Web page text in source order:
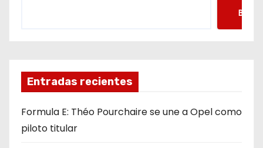
Entradas recientes
Formula E: Théo Pourchaire se une a Opel como
piloto titular